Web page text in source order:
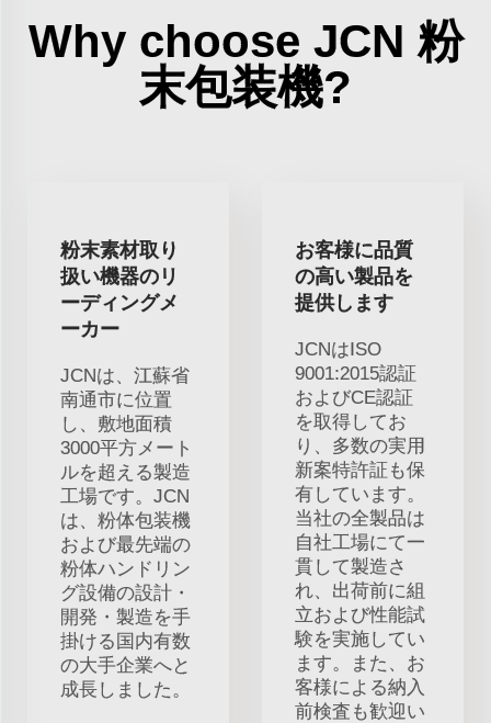
Why choose JCN 粉
末包装機?
粉末素材取り
扱い機器のリ
ーディングメ
ーカー
JCNは、江蘇省
南通市に位置
し、敷地面積
3000平方メート
ルを超える製造
工場です。JCN
は、粉体包装機
および最先端の
粉体ハンドリン
グ設備の設計・
開発・製造を手
掛ける国内有数
の大手企業へと
成長しました。
お客様に品質
の高い製品を
提供します
JCNはISO
9001:2015認証
およびCE認証
を取得してお
り、多数の実用
新案特許証も保
有しています。
当社の全製品は
自社工場にて一
貫して製造さ
れ、出荷前に組
立および性能試
験を実施してい
ます。また、お
客様による納入
前検査も歓迎い